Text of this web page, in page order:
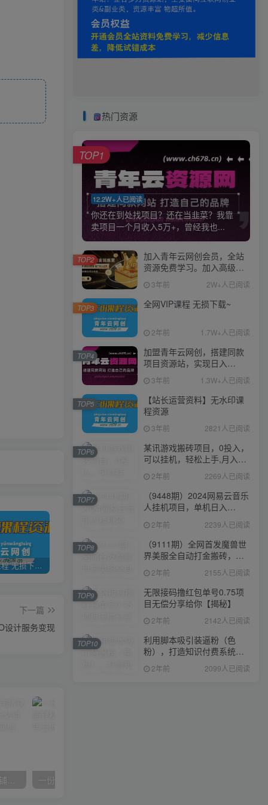
全网VIP课程 无损下载~
下一篇
设计服务变现
热门资源
12.2W+人已阅读
你还在到处找项目？还在当韭菜？我靠
卖项目一个月收入5万+，曾经我也...
TOP1
加入青年云网创会员，全站
资源免费学习。加入高级合
伙人，推广日入1000+
3年前 2W+人已阅读
TOP2
全网VIP课程 无损下载~
2年前 1.7W+人已阅读
TOP3
加盟青年云网创，搭建同款
项目资源站，实现日入
2000+
3年前 1.3W+人已阅读
TOP4
【站长运营资料】无水印课
程资源
3年前 2821人已阅读
TOP5
某讯游戏搬砖项目，0投入，
可以挂机，轻松上手,月入
3000+上不封顶
2年前 2269人已阅读
TOP6
（9448期）2024网易云音乐
人挂机项目，单机日入
150+，无脑月入5000+
2年前 2239人已阅读
TOP7
（9111期）全网首发魔兽世
界美服全自动打金搬砖，日
入1000+，简单好操作，保
姆级教学
2年前 2155人已阅读
TOP8
无限接码撸红包单号0.75项
目无偿分享给你【揭秘】
2年前 2142人已阅读
TOP9
利用脚本吸引装逼粉（色
粉），打造知识付费系统，
附388元美女写真项目
2年前 2099人已阅读
TOP10